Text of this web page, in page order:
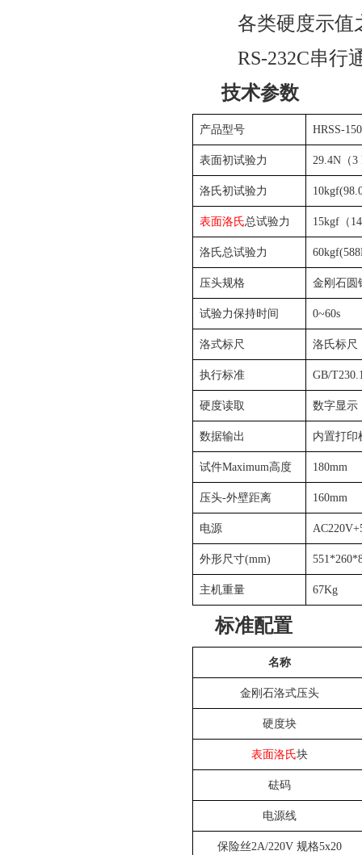
各类硬度示值
RS-232C串行
技术参数
产品型号 HRSS-150
表面初试验力 29.4N （3
洛氏初试验力
表面洛氏总试验力 15kgf （
洛氏总试验力
压头规格 金刚石圆
试验力保持时间 0~60s
洛式标尺 洛氏标尺
执行标准 GB/
硬度读取 数字显示
数据输出 内置打印
试件Maximum高度 180mm
压头-外壁距离 160mm
电源
外形尺寸(mm)
主机重量 67Kg
标准配置
名称
金刚石洛式压头
硬度块
表面洛氏块
砝码
电源线
保险丝2A/220V规格5x20